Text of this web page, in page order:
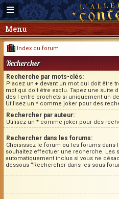
Menu
Index du forum
Rechercher
Recherche par mots-clés:
Placez un + devant un mot qui doit être
mot qui doit être exclu. Tapez une suite
des | entre crochets si uniquement un
Utilisez un * comme joker pour des
Rechercher par auteur:
Utilisez un * comme joker pour des
Rechercher dans les forums:
Choisissez le forum ou les forums dans
souhaitez effectuer une recherche. Les
automatiquement inclus si vous ne
dessous “Rechercher dans les sous-